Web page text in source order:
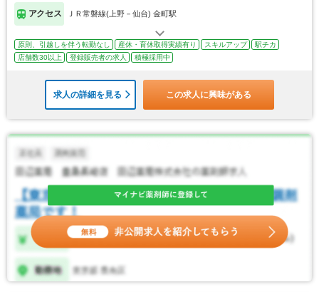
アクセス ＪＲ常磐線(上野－仙台) 金町駅
原則、引越しを伴う転勤なし 産休・育休取得実績有り スキルアップ
駅チカ
店舗数30以上
登録販売者の求人 積極採用中
求人の詳細を見る この求人に興味がある